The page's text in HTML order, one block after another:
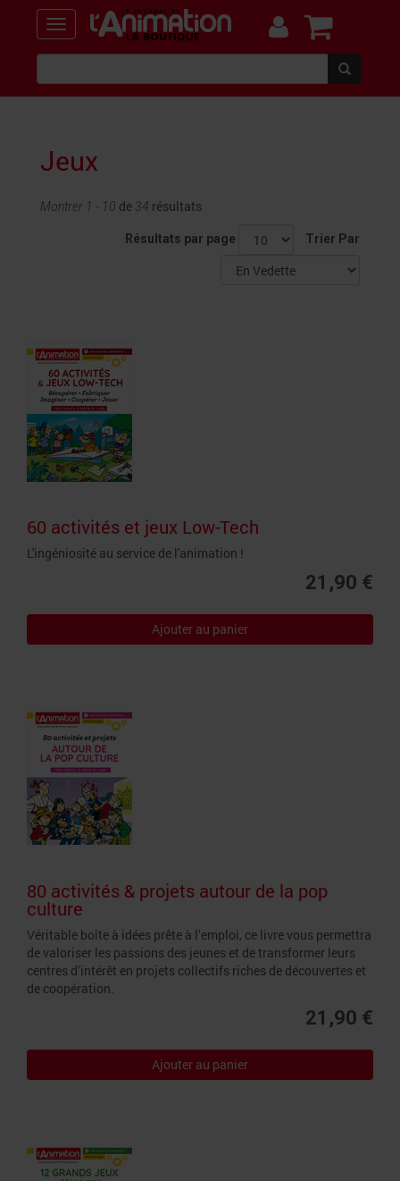
Jeux
Montrer 1 - 10 de 34 résultats
Résultats par page Trier Par
60 activités et jeux Low-Tech
L'ingéniosité au service de l'animation !
21,90 €
Ajouter au panier
80 activités & projets autour de la pop
culture
Véritable boîte à idées prête à l’emploi, ce livre vous permettra
de valoriser les passions des jeunes et de transformer leurs
centres d’intérêt en projets collectifs riches de découvertes et
de coopération.
21,90 €
Ajouter au panier